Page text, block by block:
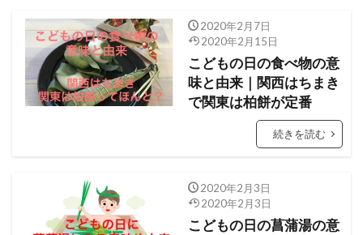
2020年2月7日
2020年2月15日
こどもの日の食べ物の意
味と由来｜関西はちまき
で関東は柏餅が定番
続きを読む
2020年2月3日
2020年2月3日
こどもの日の菖蒲湯の意